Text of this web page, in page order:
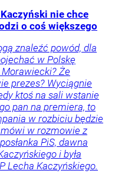
Kaczyński nie chce
o coś większego
znaleźć powód, dla
w Polskę
Że
prezes? Wyciągnie
ktoś na sali wstanie
pan na premiera, to
w rozbiciu będzie
w rozmowie z
PiS, dawna
i była
Lecha Kaczyńskiego.